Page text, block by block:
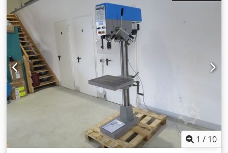
1.4 kW Machine weight approx.: 0.27 t Space requirement
approx.: 0.4 x 1.2 x 1.9 m Autumn/Winter 2003 Auction
Djdpfofg U Tpjx Aptokr Strong, precise column drilling
machine with a wide range of applications. Drill table
adjustable via rack and pinion and worm gear, and can be
swiveled around the column. Reversing switch for
clockwise/counterclockwise rotation. Emergency stop
button. Full motor protection. Star handle. Digital speed
display as standard.
1 / 10